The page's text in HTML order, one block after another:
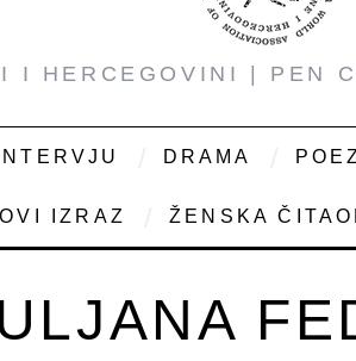
I HERCEGOVINI | PEN
INTERVJU DRAMA
IZRAZ ŽENSKA